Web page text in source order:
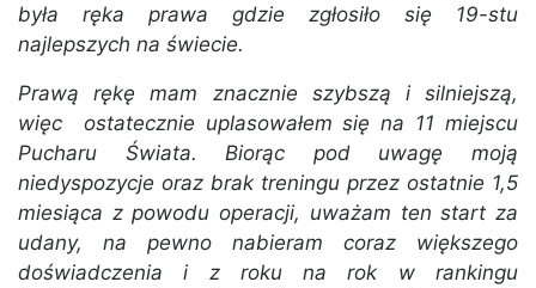
była ręka prawa gdzie zgłosiło się 19-stu
najlepszych na świecie.
Prawą rękę mam znacznie szybszą i silniejszą,
więc ostatecznie uplasowałem się na 11 miejscu
Pucharu Świata. Biorąc pod uwagę moją
niedyspozycje oraz brak treningu przez ostatnie 1,5
miesiąca z powodu operacji, uważam ten start za
udany, na pewno nabieram coraz większego
doświadczenia i z roku na rok w rankingu